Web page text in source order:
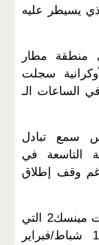
يسيطر عليه
منطقة مطار
سجلت
الساعات الـ
سمع تبادل
التاسعة في
وقف إطلاق
ويتبادل الطرفان الاتهامات بخرق اتفاقات مينسك2 التي
تنص على التهدئة، والمبرمة في 12 شباط/فبراير